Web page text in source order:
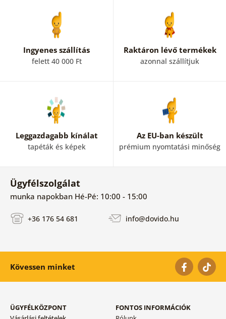
Ingyenes szállítás
felett 40 000 Ft
Raktáron lévő termékek
azonnal szállítjuk
Leggazdagabb kínálat
tapéták és képek
Az EU-ban készült
prémium nyomtatási minőség
Ügyfélszolgálat
munka napokban Hé-Pé: 10:00 - 15:00
+36 176 54 681 info@dovido.hu
Kövessen minket
ÜGYFÉLKÖZPONT
FONTOS INFORMÁCIÓK